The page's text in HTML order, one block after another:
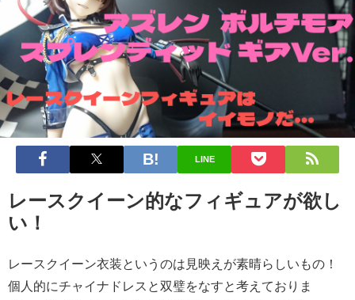
LINE
レースクイーン的なフィギュアが欲し
い！
レースクイーン衣装というのは見映えが素晴らしいもの！
個人的にチャイナドレスと双璧をなすと考えておりま